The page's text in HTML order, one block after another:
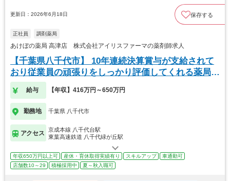
更新日：2026年6月18日 保存する
正社員 調剤薬局
あけぼの薬局 高津店 株式会社アイリスファーマの薬剤師求人
【千葉県八千代市】 10年連続決算賞与が支給されて
おり従業員の頑張りをしっかり評価してくれる薬局で
す
給与 【年収】416万円～650万円
勤務地 千葉県 八千代市
アクセス
京成本線 八千代台駅
東葉高速鉄道 八千代緑が丘駅
年収650万円以上可 産休・育休取得実績有り スキルアップ
車通勤可
店舗数10～29
積極採用中 夏～秋入職可